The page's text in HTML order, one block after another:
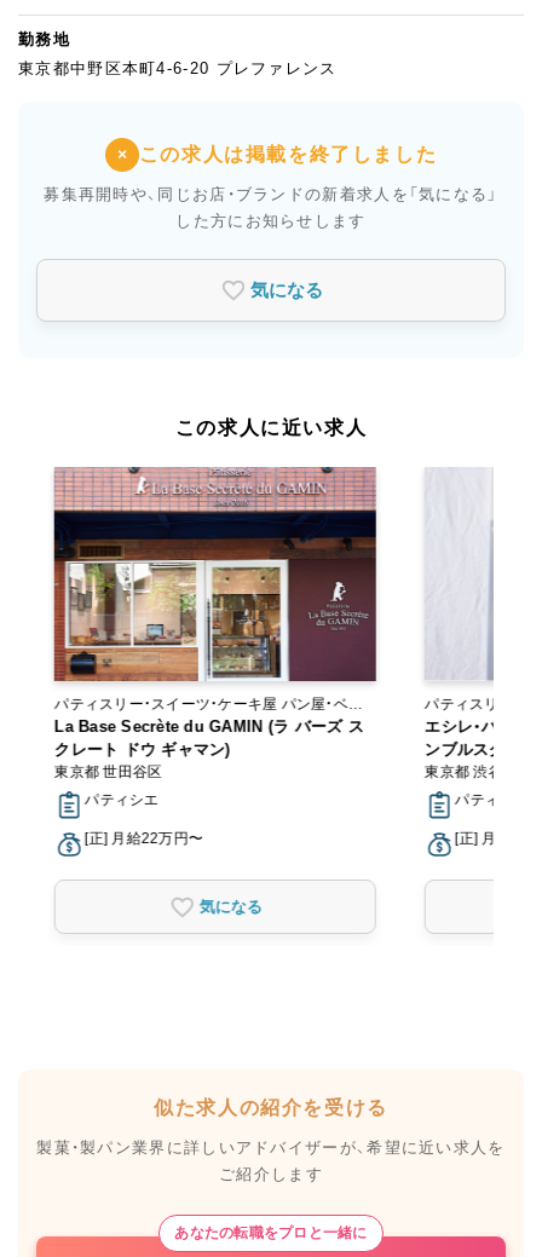
勤務地
東京都中野区本町4-6-20 プレファレンス
× この求人は掲載を終了しました
募集再開時や、同じお店・ブランドの新着求人を 「気になる」
した方にお知らせします
気になる
この求人に近い求人
パティスリー・スイーツ・ケーキ屋 パン屋・ベー
カリー
La Base Secrète du GAMIN (ラ バーズ ス
クレート ドウ ギャマン)
東京都 世田谷区
パティシエ
[正] 月給22万円〜
気になる
パティスリー・ス
エシレ・パティ
ンブルスクエア
東京都 渋谷区
パティシエ,
[正] 月給23
似た求人の紹介を受ける
製菓・製パン業界に詳しいアドバイザーが、希望に近い求人を
ご紹介します
あなたの転職をプロと一緒に